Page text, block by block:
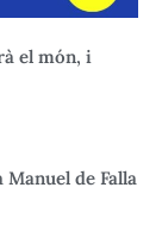
el món, i
de Falla